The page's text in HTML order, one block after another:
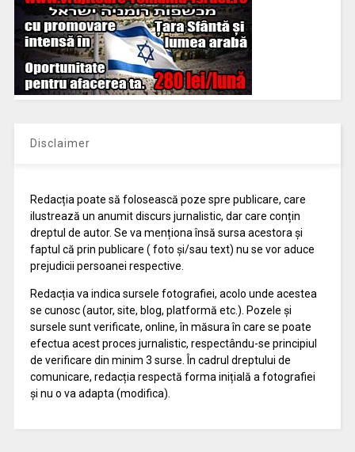
Disclaimer
Redacția poate să folosească poze spre publicare, care
ilustrează un anumit discurs jurnalistic, dar care conțin
dreptul de autor. Se va menționa însă sursa acestora și
faptul că prin publicare ( foto și/sau text) nu se vor aduce
prejudicii persoanei respective.
Redacția va indica sursele fotografiei, acolo unde acestea
se cunosc (autor, site, blog, platformă etc.). Pozele și
sursele sunt verificate, online, în măsura în care se poate
efectua acest proces jurnalistic, respectându-se principiul
de verificare din minim 3 surse. În cadrul dreptului de
comunicare, redacția respectă forma inițială a fotografiei
și nu o va adapta (modifica).